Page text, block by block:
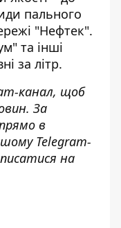
пального
"Нефтек".
та інші
за літр.
канал, щоб
За
в
Telegram-
на